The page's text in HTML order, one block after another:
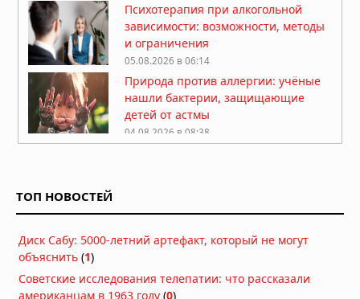
Психотерапия при алкогольной
зависимости: возможности, методы
и ограничения
05.08.2026 в 06:14
Природа против аллергии: учёные
нашли бактерии, защищающие
детей от астмы
04.08.2026 в 08:38
Какие природные компоненты
помогают поддерживать активность
ТОП НОВОСТЕЙ
Диск Сабу: 5000-летний артефакт, который не могут
объяснить (1)
Советские исследования телепатии: что рассказали
американцам в 1963 году (0)